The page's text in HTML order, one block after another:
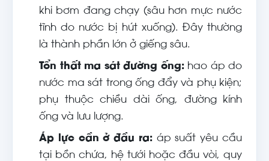
khi bơm đang chạy (sâu hơn mực nước
tĩnh do nước bị hút xuống). Đây thường
là thành phần lớn ở giếng sâu.
Tổn thất ma sát đường ống:hao áp do
nước ma sát trong ống đẩy và phụ kiện;
phụ thuộc chiều dài ống, đường kính
ống và lưu lượng.
Áp lực cần ở đầu ra:áp suất yêu cầu
tại bồn chứa, hệ tưới hoặc đầu vòi, quy